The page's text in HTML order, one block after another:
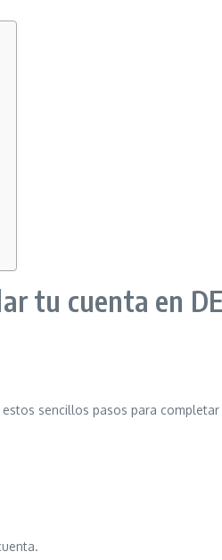
tu cuenta en
estos sencillos pasos para